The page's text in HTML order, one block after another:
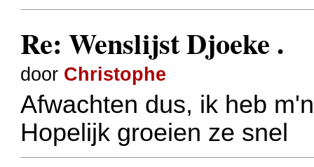
Re: Wenslijst Djoeke .
door Christophe
Afwachten dus, ik heb
Hopelijk groeien ze snel